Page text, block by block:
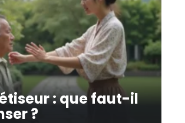
: que faut-il
?